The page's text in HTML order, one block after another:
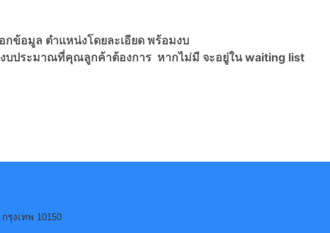
ข้อมูล ตำแหน่งโดยละเอียด พร้อมงบ
บประมาณที่คุณลูกค้าต้องการ หากไม่มี จะอยู่ใน waiting list
รุงเทพ 10150